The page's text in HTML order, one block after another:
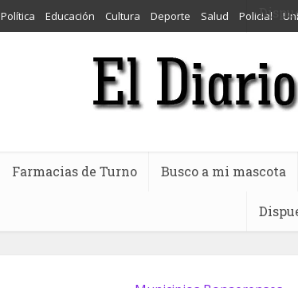
Política Educación Cultura Deporte Salud Policial
Farmacias de Turno Busco a mi mascota